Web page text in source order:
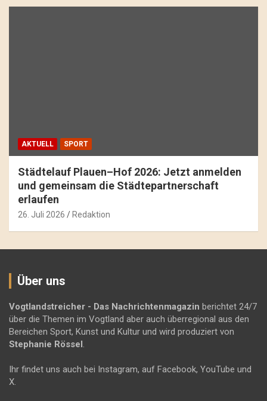
AKTUELL SPORT
Städtelauf Plauen–Hof 2026: Jetzt anmelden
und gemeinsam die Städtepartnerschaft
erlaufen
26. Juli 2026 Redaktion
Über uns
Vogtlandstreicher - Das Nachrichtenmagazin berichtet 24/7
über die Themen im Vogtland aber auch überregional aus den
Bereichen Sport, Kunst und Kultur und wird produziert von
Stephanie Rössel .
Ihr findet uns auch bei Instagram, auf Facebook, YouTube und
X.